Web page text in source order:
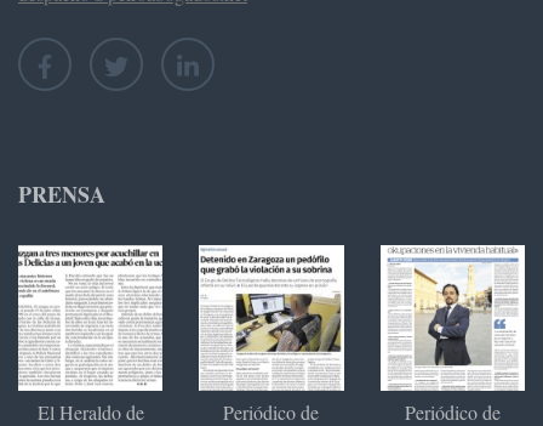
PRENSA
El Heraldo de
Periódico de
Periódico de